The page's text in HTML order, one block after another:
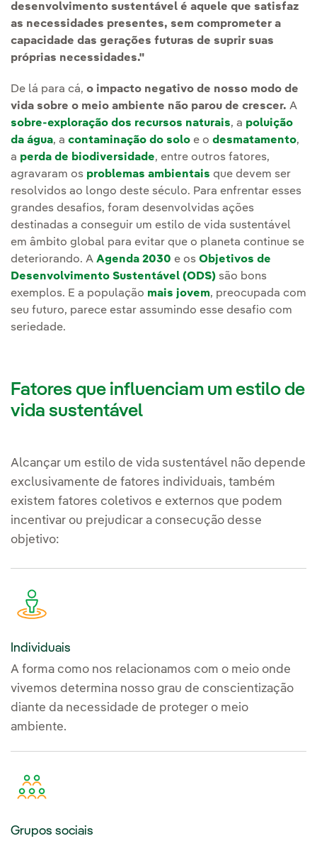
desenvolvimento sustentável é aquele que satisfaz
as necessidades presentes, sem comprometer a
capacidade das gerações futuras de suprir suas
próprias necessidades."
De lá para cá, o impacto negativo de nosso modo de
vida sobre o meio ambiente não parou de crescer. A
sobre-exploração dos recursos naturais, a poluição
da água, a contaminação do solo e o desmatamento,
a perda de biodiversidade, entre outros fatores,
agravaram os problemas ambientais que devem ser
resolvidos ao longo deste século. Para enfrentar esses
grandes desafios, foram desenvolvidas ações
destinadas a conseguir um estilo de vida sustentável
em âmbito global para evitar que o planeta continue se
deteriorando. A Agenda 2030 e os Objetivos de
Desenvolvimento Sustentável (ODS) são bons
exemplos. E a população mais jovem, preocupada com
seu futuro, parece estar assumindo esse desafio com
seriedade.
Fatores que influenciam um estilo de
vida sustentável
Alcançar um estilo de vida sustentável não depende
exclusivamente de fatores individuais, também
existem fatores coletivos e externos que podem
incentivar ou prejudicar a consecução desse
objetivo:
Individuais
A forma como nos relacionamos com o meio onde
vivemos determina nosso grau de conscientização
diante da necessidade de proteger o meio
ambiente.
Grupos sociais